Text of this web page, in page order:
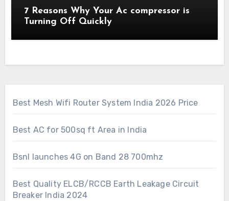
7 Reasons Why Your Ac compressor is
Turning Off Quickly
Best Mesh Wifi Router System India 2026 Price
Best AC for 500sq ft Area in India
Bsnl launches 4G on Band 28 700mhz
Best Quality ELCB/RCCB Earth Leakage Circuit
Breaker India 2024